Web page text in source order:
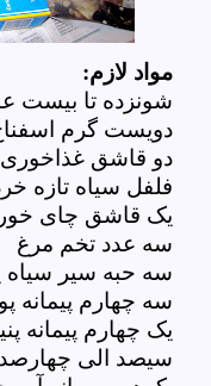
مواد لازم:
شونزده تا بیست
دویست گرم
دو قاشق غذاخوری
فلفل سیاه تازه
یک قاشق چای
سه عدد تخم مرغ
سه حبه سیر سیاه
سه چهارم پیمانه
یک چهارم پیمانه
سیصد الی